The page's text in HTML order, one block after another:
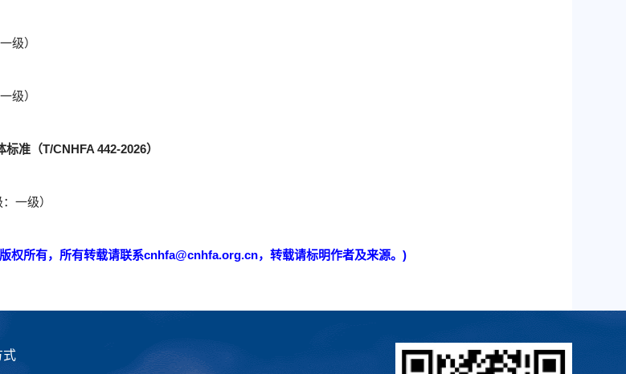
级）
级）
准（T/CNHFA 442-2026）
一级）
权所有，所有转载请联系cnhfa@cnhfa.org.cn，转载请标明作者及来源。)
式